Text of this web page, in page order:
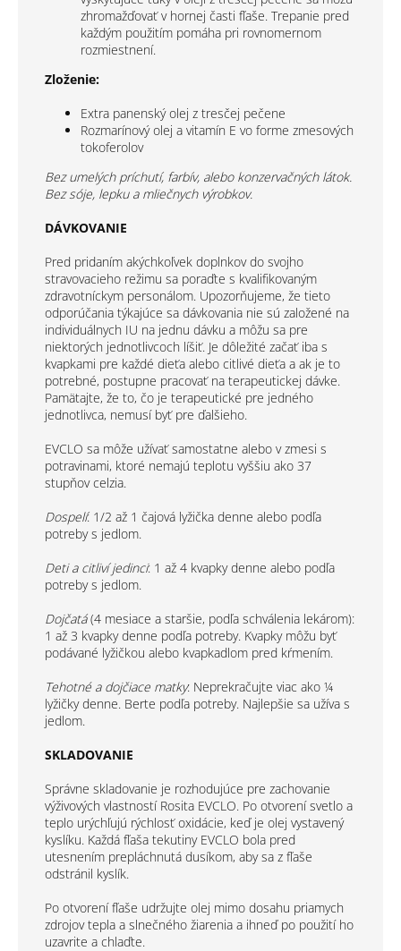
zhromažďovať v hornej časti fľaše. Trepanie pred
každým použitím pomáha pri rovnomernom
rozmiestnení.
Zloženie:
Extra panenský olej z tresčej pečene
Rozmarínový olej a vitamín E vo forme zmesových
tokoferolov
Bez umelých príchutí, farbív, alebo konzervačných látok.
Bez sóje, lepku a mliečnych výrobkov.
DÁVKOVANIE
Pred pridaním akýchkoľvek doplnkov do svojho
stravovacieho režimu sa poraďte s kvalifikovaným
zdravotníckym personálom. Upozorňujeme, že tieto
odporúčania týkajúce sa dávkovania nie sú založené na
individuálnych IU na jednu dávku a môžu sa pre
niektorých jednotlivcoch líšiť. Je dôležité začať iba s
kvapkami pre každé dieťa alebo citlivé dieťa a ak je to
potrebné, postupne pracovať na terapeutickej dávke.
Pamätajte, že to, čo je terapeutické pre jedného
jednotlivca, nemusí byť pre ďalšieho.
EVCLO sa môže užívať samostatne alebo v zmesi s
potravinami, ktoré nemajú teplotu vyššiu ako 37
stupňov celzia.
Dospelí: 1/2 až 1 čajová lyžička denne alebo podľa
potreby s jedlom.
Deti a citliví jedinci: 1 až 4 kvapky denne alebo podľa
potreby s jedlom.
Dojčatá(4 mesiace a staršie, podľa schválenia lekárom):
1 až 3 kvapky denne podľa potreby. Kvapky môžu byť
podávané lyžičkou alebo kvapkadlom pred kŕmením.
Tehotné a dojčiace matky: Neprekračujte viac ako ¼
lyžičky denne. Berte podľa potreby. Najlepšie sa užíva s
jedlom.
SKLADOVANIE
Správne skladovanie je rozhodujúce pre zachovanie
výživových vlastností Rosita EVCLO. Po otvorení svetlo a
teplo urýchľujú rýchlosť oxidácie, keď je olej vystavený
kyslíku. Každá fľaša tekutiny EVCLO bola pred
utesnením prepláchnutá dusíkom, aby sa z fľaše
odstránil kyslík.
Po otvorení fľaše udržujte olej mimo dosahu priamych
zdrojov tepla a slnečného žiarenia a ihneď po použití ho
uzavrite a chlaďte.